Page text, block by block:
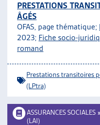
PRESTATIONS
ÂGÉS
OFAS, page thématique;
2023; Fiche socio-
romand
Prestations transitoires
(LPtra)
ASSURANCES SOCIALES
(LAI)